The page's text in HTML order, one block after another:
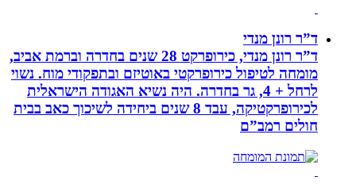
ד”ר רונן מנדי
ד”ר רונן מנדי, כירופרקט 28 שנים בחדרה וברמת אביב,
מומחה לטיפול כירופרקטי באוטיזם ובתפקודי מוח. נשוי
לרחל + 4, גר בחדרה. היה נשיא האגודה הישראלית
לכירופרקטיקה, עבד 8 שנים ביחידה לשיכוך כאב בבית
חולים רמב”ם